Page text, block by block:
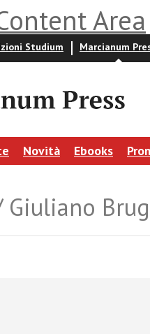
Area
Studium Marcianum
Novità Ebooks
Giuliano